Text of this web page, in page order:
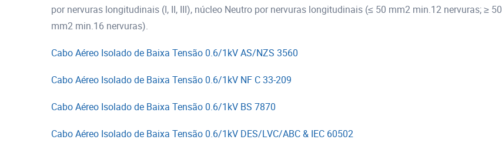
por nervuras longitudinais (I, II, III), núcleo Neutro por nervuras longitudinais (≤ 50 mm2 min.12 nervuras; ≥ 50
mm2 min.16 nervuras).
Cabo Aéreo Isolado de Baixa Tensão 0.6/1kV AS/NZS 3560
Cabo Aéreo Isolado de Baixa Tensão 0.6/1kV NF C 33-209
Cabo Aéreo Isolado de Baixa Tensão 0.6/1kV BS 7870
Cabo Aéreo Isolado de Baixa Tensão 0.6/1kV DES/LVC/ABC & IEC 60502